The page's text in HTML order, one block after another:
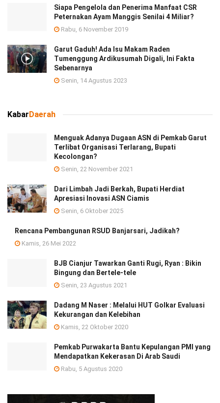
Siapa Pengelola dan Penerima Manfaat CSR
Peternakan Ayam Manggis Senilai 4 Miliar?
Rabu, 6 November 2019
Garut Gaduh! Ada Isu Makam Raden
Tumenggung Ardikusumah Digali, Ini Fakta
Sebenarnya
Senin, 14 Agustus 2023
KabarDaerah
Menguak Adanya Dugaan ASN di Pemkab Garut
Terlibat Organisasi Terlarang, Bupati
Kecolongan?
Senin, 22 November 2021
Dari Limbah Jadi Berkah, Bupati Herdiat
Apresiasi Inovasi ASN Ciamis
Senin, 6 Oktober 2025
Rencana Pembangunan RSUD Banjarsari, Jadikah?
Kamis, 26 Mei 2022
BJB Cianjur Tawarkan Ganti Rugi, Ryan : Bikin
Bingung dan Bertele-tele
Senin, 23 Agustus 2021
Dadang M Naser : Melalui HUT Golkar Evaluasi
Kekurangan dan Kelebihan
Kamis, 22 Oktober 2020
Pemkab Purwakarta Bantu Kepulangan PMI yang
Mendapatkan Kekerasan Di Arab Saudi
Rabu, 5 Agustus 2020